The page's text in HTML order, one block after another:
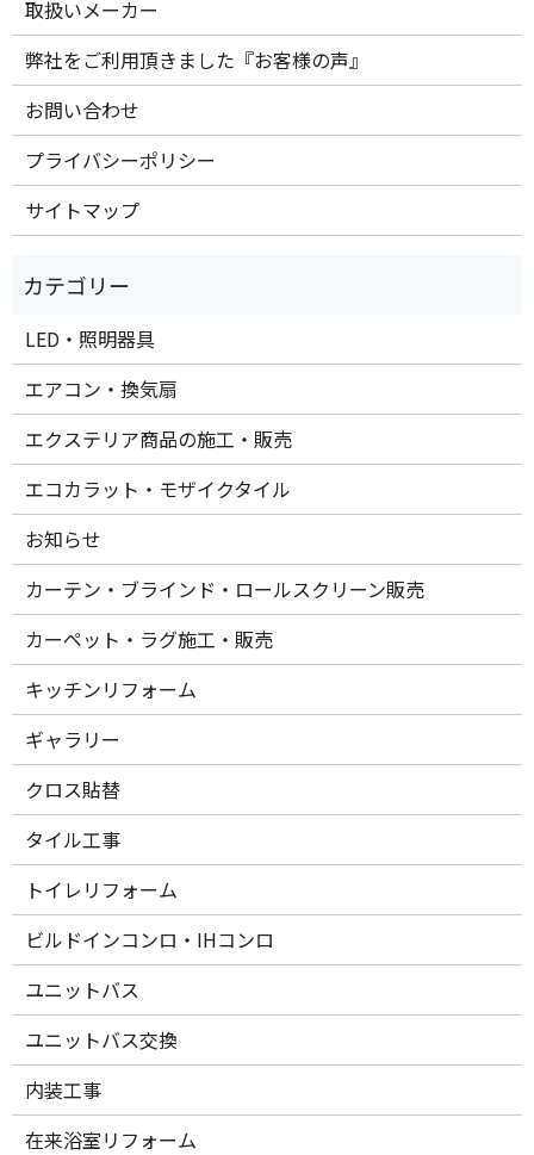
取扱いメーカー
弊社をご利用頂きました『お客様の声』
お問い合わせ
プライバシーポリシー
サイトマップ
LED・照明器具
エアコン・換気扇
エクステリア商品の施工・販売
エコカラット・モザイクタイル
お知らせ
カーテン・ブラインド・ロールスクリーン販売
カーペット・ラグ施工・販売
キッチンリフォーム
ギャラリー
クロス貼替
タイル工事
トイレリフォーム
ビルドインコンロ・IHコンロ
ユニットバス
ユニットバス交換
内装工事
在来浴室リフォーム